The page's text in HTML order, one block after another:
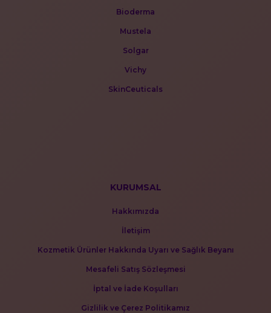
Bioderma
Mustela
Solgar
Vichy
SkinCeuticals
KURUMSAL
Hakkımızda
İletişim
Kozmetik Ürünler Hakkında Uyarı ve Sağlık Beyanı
Mesafeli Satış Sözleşmesi
İptal ve İade Koşulları
Gizlilik ve Çerez Politikamız